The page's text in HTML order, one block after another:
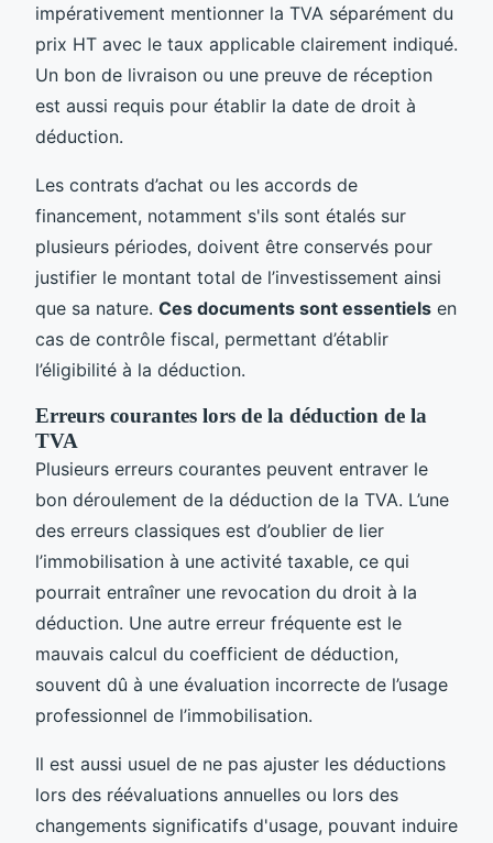
impérativement mentionner la TVA séparément du
prix HT avec le taux applicable clairement indiqué.
Un bon de livraison ou une preuve de réception
est aussi requis pour établir la date de droit à
déduction.
Les contrats d’achat ou les accords de
financement, notamment s'ils sont étalés sur
plusieurs périodes, doivent être conservés pour
justifier le montant total de l’investissement ainsi
que sa nature. Ces documents sont essentiels en
cas de contrôle fiscal, permettant d’établir
l’éligibilité à la déduction.
Erreurs courantes lors de la déduction de la
TVA
Plusieurs erreurs courantes peuvent entraver le
bon déroulement de la déduction de la TVA. L’une
des erreurs classiques est d’oublier de lier
l’immobilisation à une activité taxable, ce qui
pourrait entraîner une revocation du droit à la
déduction. Une autre erreur fréquente est le
mauvais calcul du coefficient de déduction,
souvent dû à une évaluation incorrecte de l’usage
professionnel de l’immobilisation.
Il est aussi usuel de ne pas ajuster les déductions
lors des réévaluations annuelles ou lors des
changements significatifs d'usage, pouvant induire